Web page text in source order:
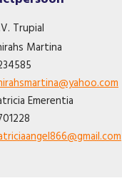
Trupial
Martina
Emerentia